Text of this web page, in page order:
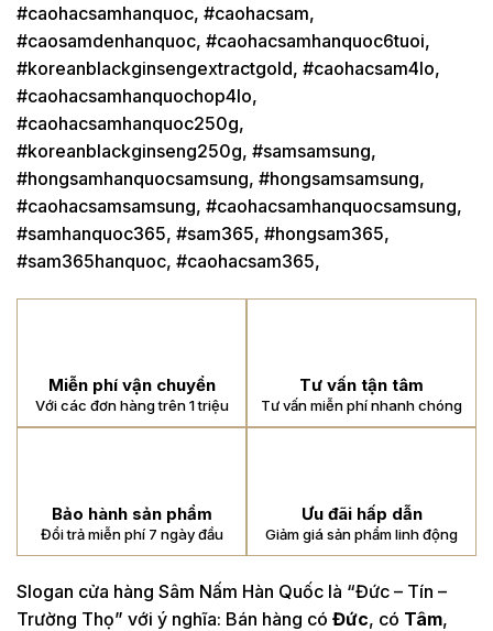
#caohacsamhanquoc, #caohacsam,
#caosamdenhanquoc, #caohacsamhanquoc6tuoi,
#koreanblackginsengextractgold, #caohacsam4lo,
#caohacsamhanquochop4lo,
#caohacsamhanquoc250g,
#koreanblackginseng250g, #samsamsung,
#hongsamhanquocsamsung, #hongsamsamsung,
#caohacsamsamsung, #caohacsamhanquocsamsung,
#samhanquoc365, #sam365, #hongsam365,
#sam365hanquoc, #caohacsam365,
Miễn phí vận chuyển
Với các đơn hàng trên 1 triệu
Tư vấn tận tâm
Tư vấn miễn phí nhanh chóng
Bảo hành sản phẩm
Đổi trả miễn phí 7 ngày đầu
Ưu đãi hấp dẫn
Giảm giá sản phẩm linh động
Slogan cửa hàng Sâm Nấm Hàn Quốc là “Đức – Tín –
Trường Thọ” với ý nghĩa: Bán hàng có Đức, có Tâm,